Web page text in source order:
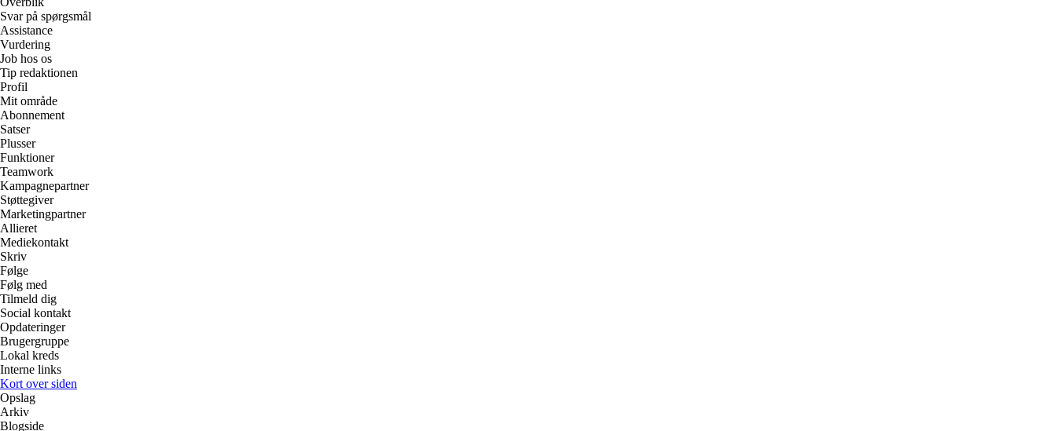
Svar på spørgsmål
Assistance
Vurdering
Job hos os
Tip redaktionen
Profil
Mit område
Abonnement
Satser
Plusser
Funktioner
Teamwork
Kampagnepartner
Støttegiver
Marketingpartner
Allieret
Mediekontakt
Skriv
Følge
Følg med
Tilmeld dig
Social kontakt
Opdateringer
Brugergruppe
Lokal kreds
Interne links
Kort over siden
Opslag
Arkiv
Blogside